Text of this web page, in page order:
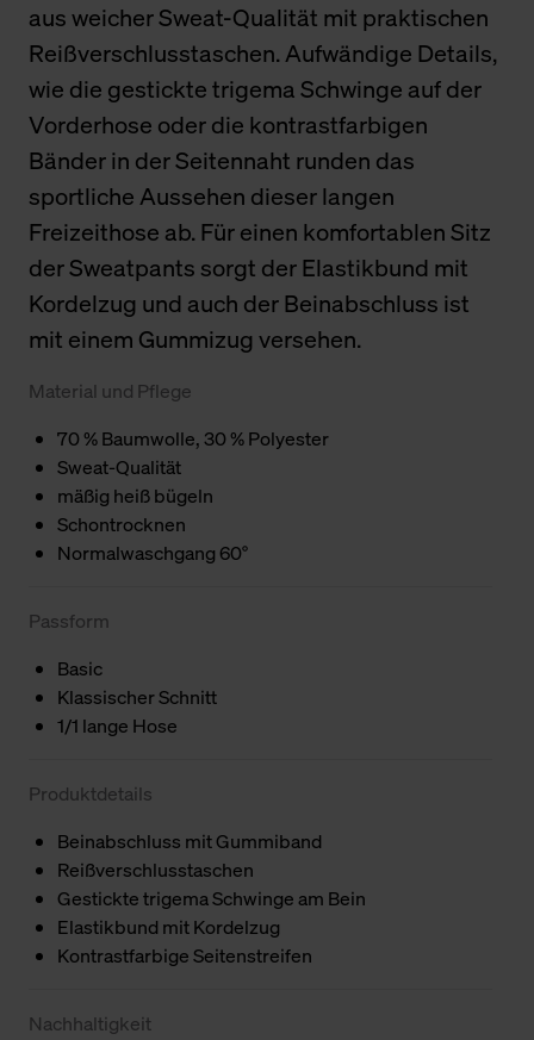
aus weicher Sweat-Qualität mit praktischen
Reißverschlusstaschen. Aufwändige Details,
wie die gestickte trigema Schwinge auf der
Vorderhose oder die kontrastfarbigen
Bänder in der Seitennaht runden das
sportliche Aussehen dieser langen
Freizeithose ab. Für einen komfortablen Sitz
der Sweatpants sorgt der Elastikbund mit
Kordelzug und auch der Beinabschluss ist
mit einem Gummizug versehen.
Material und Pflege
70 % Baumwolle, 30 % Polyester
Sweat-Qualität
mäßig heiß bügeln
Schontrocknen
Normalwaschgang 60°
Passform
Basic
Klassischer Schnitt
1/1 lange Hose
Produktdetails
Beinabschluss mit Gummiband
Reißverschlusstaschen
Gestickte trigema Schwinge am Bein
Elastikbund mit Kordelzug
Kontrastfarbige Seitenstreifen
Nachhaltigkeit